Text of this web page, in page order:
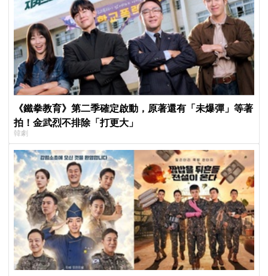
《鐵拳教育》第二季確定啟動，原著還有「未爆彈」等著
拍！金武烈不排除「打更大」
韓劇